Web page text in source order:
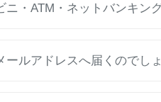
ニ・ATM・ネットバンキン
ルアドレスへ届くのでしょ